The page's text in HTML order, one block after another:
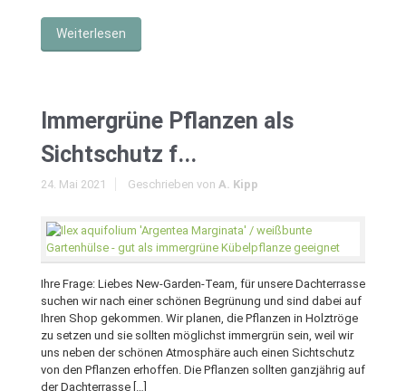
Weiterlesen
Immergrüne Pflanzen als
Sichtschutz f...
24. Mai 2021 Geschrieben von A. Kipp
Ihre Frage: Liebes New-Garden-Team, für unsere Dachterrasse
suchen wir nach einer schönen Begrünung und sind dabei auf
Ihren Shop gekommen. Wir planen, die Pflanzen in Holztröge
zu setzen und sie sollten möglichst immergrün sein, weil wir
uns neben der schönen Atmosphäre auch einen Sichtschutz
von den Pflanzen erhoffen. Die Pflanzen sollten ganzjährig auf
der Dachterrasse […]